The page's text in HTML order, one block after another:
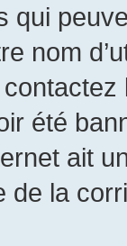
qui
nom
été
ait
de la